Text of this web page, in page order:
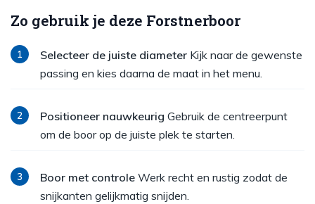
Zo gebruik je deze Forstnerboor
Selecteer de juiste diameter Kijk naar de gewenste
passing en kies daarna de maat in het menu.
Positioneer nauwkeurig Gebruik de centreerpunt
om de boor op de juiste plek te starten.
Boor met controle Werk recht en rustig zodat de
snijkanten gelijkmatig snijden.